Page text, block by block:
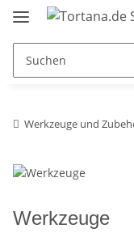
Werkzeuge und
Werkzeuge